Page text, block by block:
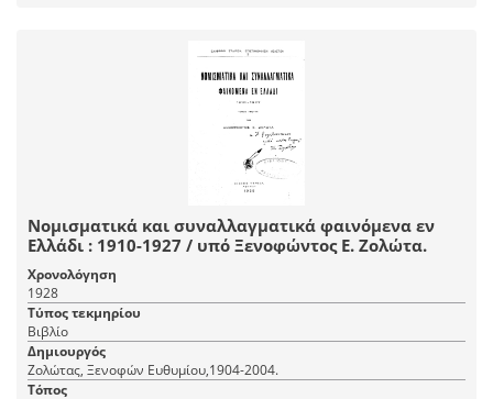
Νομισματικά και συναλλαγματικά φαινόμενα εν
Ελλάδι : 1910-1927 / υπό Ξενοφώντος Ε. Ζολώτα.
Χρονολόγηση
1928
Τύπος τεκμηρίου
Βιβλίο
Δημιουργός
Ζολώτας, Ξενοφών Ευθυμίου,1904-2004.
Τόπος